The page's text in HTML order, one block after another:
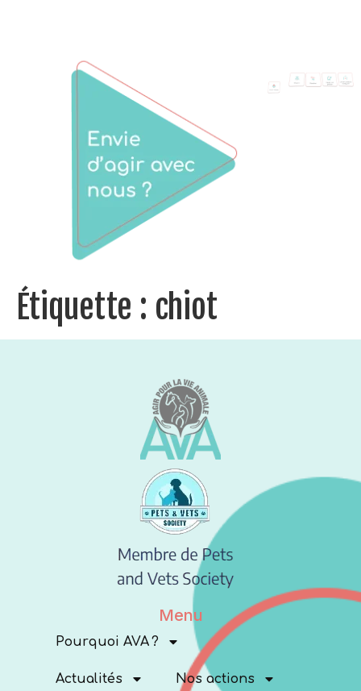
Étiquette : chiot
Menu
Pourquoi AVA ?
Actualités Nos actions